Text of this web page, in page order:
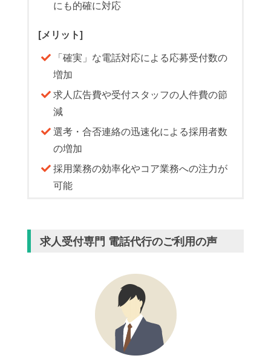
にも的確に対応
[メリット]
「確実」な電話対応による応募受付数の
増加
求人広告費や受付スタッフの人件費の節
減
選考・合否連絡の迅速化による採用者数
の増加
採用業務の効率化やコア業務への注力が
可能
求人受付専門 電話代行のご利用の声